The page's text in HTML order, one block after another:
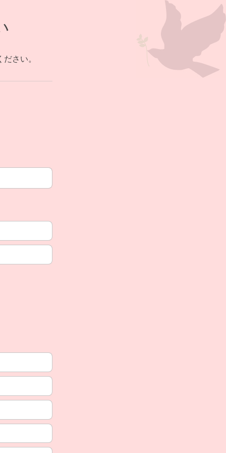
さい。